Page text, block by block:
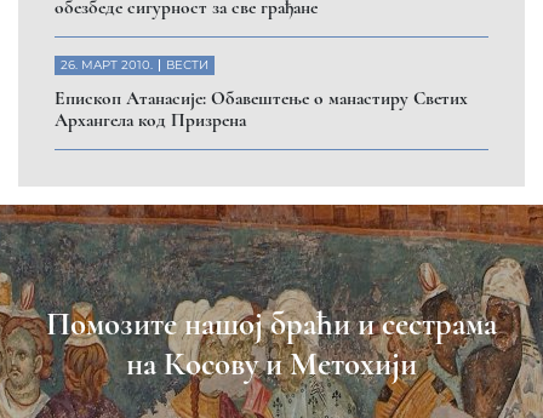
обезбеде сигурност за све грађане
26. МАРТ 2010. ВЕСТИ
Eпископ Атанасије: Обавештење о манастиру Светих
Архангела код Призрена
Помозите нашој браћи и сестрама
на Косову и Метохији